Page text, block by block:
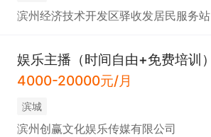
滨州经济技术开发区驿收发居民服务站
娱乐主播（时间自由+免费培训）
4000-20000元/月
滨城
滨州创赢文化娱乐传媒有限公司